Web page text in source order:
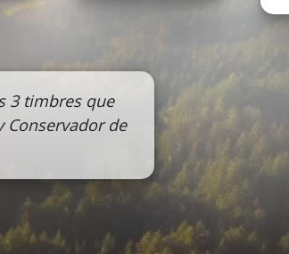
3 timbres que
Conservador de